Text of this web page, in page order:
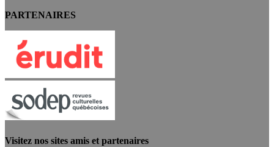
PARTENAIRES
Visitez nos sites amis et partenaires